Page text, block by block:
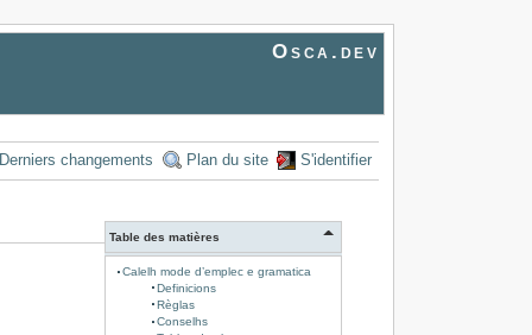
Osca.dev
changements Plan du site S'identifier
Table des matières
Calelh mode d’emplec e gramatica
Definicions
Règlas
Conselhs